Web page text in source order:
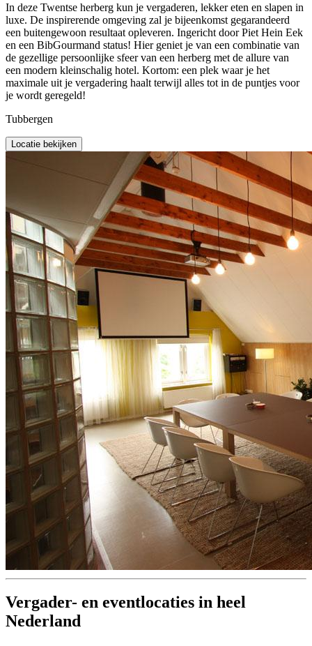
In deze Twentse herberg kun je vergaderen, lekker eten en slapen in
luxe. De inspirerende omgeving zal je bijeenkomst gegarandeerd
een buitengewoon resultaat opleveren. Ingericht door Piet Hein Eek
en een BibGourmand status! Hier geniet je van een combinatie van
de gezellige persoonlijke sfeer van een herberg met de allure van
een modern kleinschalig hotel. Kortom: een plek waar je het
maximale uit je vergadering haalt terwijl alles tot in de puntjes voor
je wordt geregeld!
Tubbergen
Locatie bekijken
Vergader- en eventlocaties in heel
Nederland